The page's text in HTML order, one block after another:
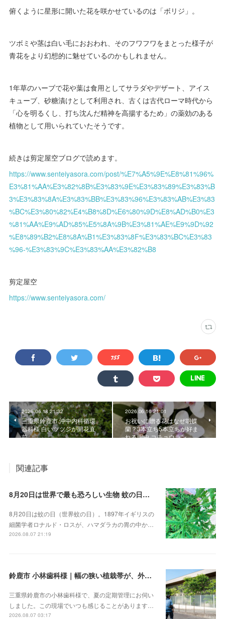
俯くように星形に開いた花を咲かせているのは「ボリジ」。
ツボミや茎は白い毛におおわれ、そのフワフワをまとった様子が
青花をより幻想的に魅せているのかもしれません。
1年草のハーブで花や葉は食用としてサラダやデザート、アイス
キューブ、砂糖漬けとして利用され、古くは古代ローマ時代から
「心を明るくし、打ち沈んだ精神を高揚するため」の薬効のある
植物として用いられていたそうです。
続きは剪定屋空ブログで読めます。
https://www.senteiyasora.com/post/%E7%A5%9E%E8%81%96%
E3%81%AA%E3%82%8B%E3%83%9E%E3%83%89%E3%83%B
3%E3%83%8A%E3%83%BB%E3%83%96%E3%83%AB%E3%83
%BC%E3%80%82%E4%B8%8D%E6%80%9D%E8%AD%B0%E3
%81%AA%E9%AD%85%E5%8A%9B%E3%81%AE%E9%9D%92
%E8%89%B2%E8%8A%B1%E3%83%8F%E3%83%BC%E3%83
%96-%E3%83%9C%E3%83%AA%E3%82%B8
剪定屋空
https://www.senteiyasora.com/
2026.06.18 21:32
三重県鈴鹿市 沖中内科循環
器科様 白いツツジが開花直
前
2026.06.16 21:01
お祝いに贈る花はなぜ胡蝶
蘭？3本立ち5本立ちが好ま
れる理由 コチョウラン
関連記事
8月20日は世界で最も恐ろしい生物 蚊の日！？。蚊連草・蚊嫌草 センテッドゼラニウム
8月20日は蚊の日（世界蚊の日）。1897年イギリスの
細菌学者ロナルド・ロスが、ハマダラカの胃の中か…
2026.08.07 21:19
鈴鹿市 小林歯科様｜幅の狭い植栽帯が、外から見ると緑の壁になる
三重県鈴鹿市の小林歯科様で、夏の定期管理にお伺い
しました。この現場でいつも感じることがあります…
2026.08.07 03:17